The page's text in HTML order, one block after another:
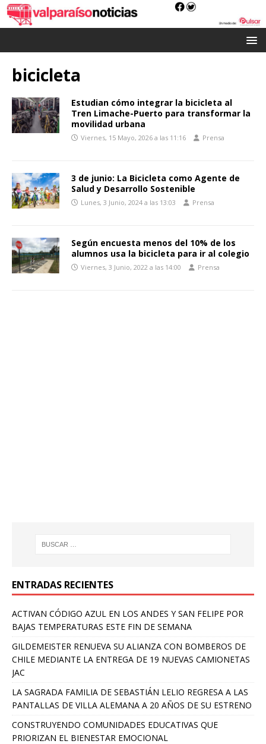
bicicleta
Estudian cómo integrar la bicicleta al
Tren Limache-Puerto para transformar la
movilidad urbana
Viernes, 15 Mayo, 2026 a las 11:16 Prensa
3 de junio: La Bicicleta como Agente de
Salud y Desarrollo Sostenible
Lunes, 3 Junio, 2024 a las 13:03 Prensa
Según encuesta menos del 10% de los
alumnos usa la bicicleta para ir al colegio
Viernes, 3 Junio, 2022 a las 14:00 Prensa
ENTRADAS RECIENTES
ACTIVAN CÓDIGO AZUL EN LOS ANDES Y SAN FELIPE POR
BAJAS TEMPERATURAS ESTE FIN DE SEMANA
GILDEMEISTER RENUEVA SU ALIANZA CON BOMBEROS DE
CHILE MEDIANTE LA ENTREGA DE 19 NUEVAS CAMIONETAS
JAC
LA SAGRADA FAMILIA DE SEBASTIÁN LELIO REGRESA A LAS
PANTALLAS DE VILLA ALEMANA A 20 AÑOS DE SU ESTRENO
CONSTRUYENDO COMUNIDADES EDUCATIVAS QUE
PRIORIZAN EL BIENESTAR EMOCIONAL